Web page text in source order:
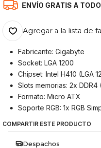
ENVÍO GRATIS A
Agregar a la lista de
Fabricante: Gigabyte
Socket: LGA 1200
Chipset: Intel H410 (LGA
Slots memorias: 2x DDR4
Formato: Micro ATX
Soporte RGB: 1x RGB
COMPARTIR ESTE PRODUCTO
Despachos